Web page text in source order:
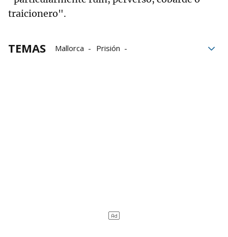
traicionero".
TEMAS Mallorca
Prisión